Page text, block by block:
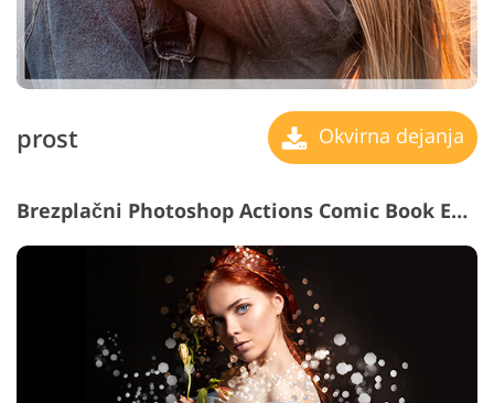
prost Okvirna dejanja
Brezplačni Photoshop Actions Comic Book Effect #23 "Shimmer"